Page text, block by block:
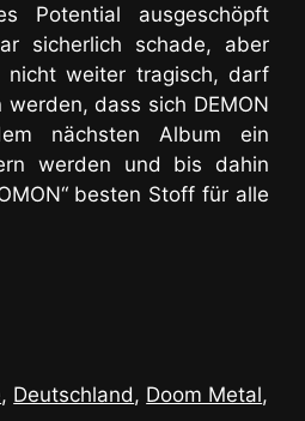
Potential ausgeschöpft
sicherlich schade, aber
nicht weiter tragisch, darf
dass sich DEMON
nächsten Album ein
werden und bis dahin
besten Stoff für alle
, Deutschland, Doom Metal,